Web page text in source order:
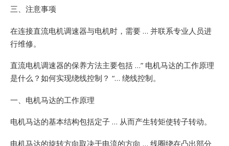
三、注意事项
在连接直流电机调速器与电机时，需要 … 并联系专业人员进
行维修。
直流电机调速器的保养方法主要包括 …” 电机马达的工作原理
是什么？如何实现绕线控制？ “… 绕线控制。
一、电机马达的工作原理
电机马达的基本结构包括定子 … 从而产生转矩使转子转动。
电机马达的旋转方向取决于电流的方向 … 线圈绕在凸出部分